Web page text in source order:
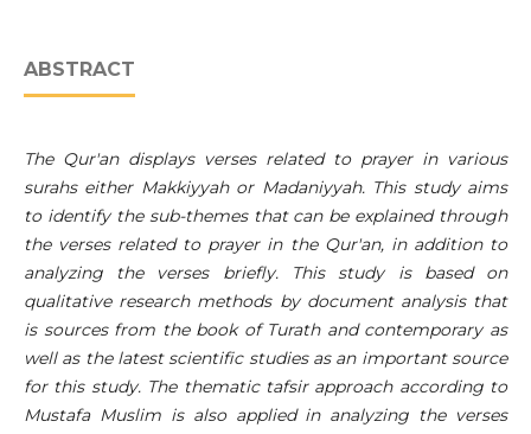
ABSTRACT
The Qur'an displays verses related to prayer in various
surahs either Makkiyyah or Madaniyyah. This study aims
to identify the sub-themes that can be explained through
the verses related to prayer in the Qur'an, in addition to
analyzing the verses briefly. This study is based on
qualitative research methods by document analysis that
is sources from the book of Turath and contemporary as
well as the latest scientific studies as an important source
for this study. The thematic tafsir approach according to
Mustafa Muslim is also applied in analyzing the verses